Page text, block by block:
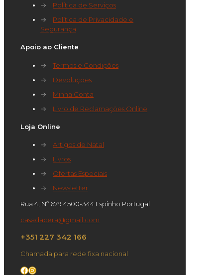
→
Política de Serviços
→
Política de Privacidade e
Segurança
Apoio ao Cliente
→
Termos e Condições
→
Devoluções
→
Minha Conta
→
Livro de Reclamações Online
Loja Online
→
Artigos de Natal
→
Livros
→
Ofertas Especiais
→
Newsletter
Rua 4, Nº 679 4500-344 Espinho Portugal
casadacera@gmail.com
+351 227 342 166
Chamada para rede fixa nacional
Facebook
Instagram